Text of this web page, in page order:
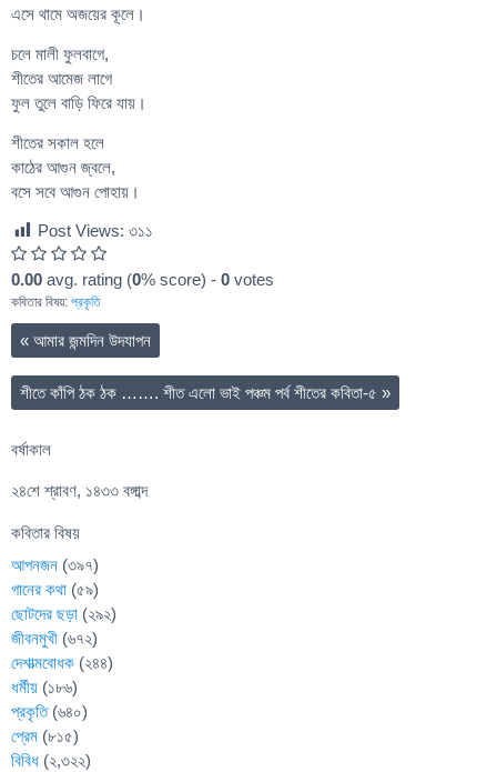
এসে থামে অজয়ের কূলে।
চলে মালী ফুলবাগে,
শীতের আমেজ লাগে
ফুল তুলে বাড়ি ফিরে যায়।
শীতের সকাল হলে
কাঠের আগুন জ্বলে,
বসে সবে আগুন পোহায়।
Post Views: ৩১১
0.00 avg. rating (0% score) - 0 votes
কবিতার বিষয়: প্রকৃতি
« আমার জন্মদিন উদযাপন
শীতে কাঁপি ঠক ঠক ……. শীত এলো ভাই পঞ্চম পর্ব শীতের কবিতা-৫ »
বর্ষাকাল
২৪শে শ্রাবণ, ১৪৩৩ বঙ্গাব্দ
কবিতার বিষয়
আপনজন (৩৯৭)
গানের কথা (৫৯)
ছোটদের ছড়া (২৯২)
জীবনমুখী (৬৭২)
দেশাত্মবোধক (২৪৪)
ধর্মীয় (১৮৬)
প্রকৃতি(৬৪০)
প্রেম (৮১৫)
বিবিধ (২,৩২২)